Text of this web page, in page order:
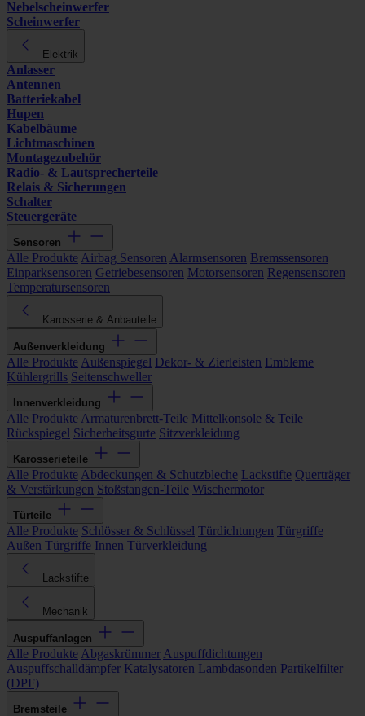
Nebelscheinwerfer
Scheinwerfer
Elektrik
Anlasser
Antennen
Batteriekabel
Hupen
Kabelbäume
Lichtmaschinen
Montagezubehör
Radio- & Lautsprecherteile
Relais & Sicherungen
Schalter
Steuergeräte
Sensoren
Alle Produkte Airbag Sensoren Alarmsensoren Bremssensoren
Einparksensoren Getriebesensoren Motorsensoren Regensensoren
Temperatursensoren
Karosserie & Anbauteile
Außenverkleidung
Alle Produkte Außenspiegel Dekor- & Zierleisten Embleme
Kühlergrills Seitenschweller
Innenverkleidung
Alle Produkte Armaturenbrett-Teile Mittelkonsole & Teile
Rückspiegel Sicherheitsgurte Sitzverkleidung
Karosserieteile
Alle Produkte Abdeckungen & Schutzbleche Lackstifte Querträger
& Verstärkungen Stoßstangen-Teile Wischermotor
Türteile
Alle Produkte Schlösser & Schlüssel Türdichtungen Türgriffe
Außen Türgriffe Innen Türverkleidung
Lackstifte
Mechanik
Auspuffanlagen
Alle Produkte Abgaskrümmer Auspuffdichtungen
Auspuffschalldämpfer Katalysatoren Lambdasonden Partikelfilter
(DPF)
Bremsteile